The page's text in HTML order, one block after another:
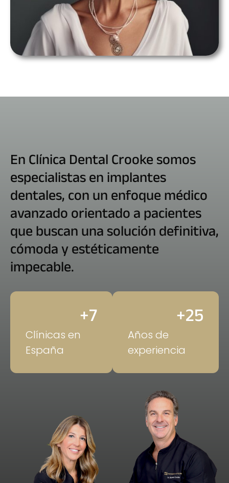
En Clínica Dental Crooke somos
especialistas en implantes
dentales, con un enfoque médico
avanzado orientado a pacientes
que buscan una solución definitiva,
cómoda y estéticamente
impecable.
Clínicas en
España
+7
Años de
experiencia
+25